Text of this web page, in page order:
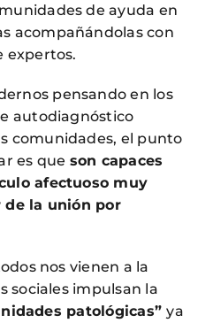
de ayuda en
acompañándolas con
expertos.
pensando en los
autodiagnóstico
comunidades, el punto
es que son capaces
afectuoso muy
la unión por
nos vienen a la
sociales impulsan la
patológicas”ya